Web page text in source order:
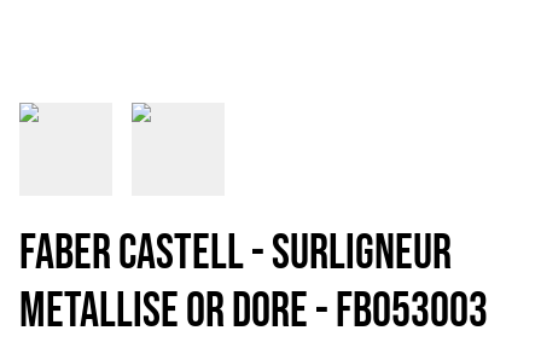
FABER CASTELL - SURLIGNEUR
METALLISE OR DORE - FB053003